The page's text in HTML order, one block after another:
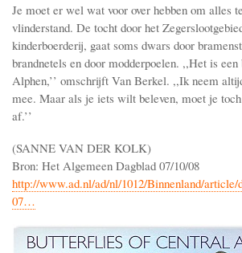
Je moet er wel wat voor over hebben om alles
vlinderstand. De tocht door het
kinderboerderij, gaat soms dwars door
brandnetels en door modderpoelen. ,,Het is
Alphen,’’ omschrijft Van Berkel. ,,Ik neem
mee. Maar als je iets wilt beleven, moet je
af.’’
(SANNE VAN DER KOLK)
Bron: Het Algemeen Dagblad 07/10/08
http://www.ad.nl/ad/nl/1012/Binnenland/article/
07…